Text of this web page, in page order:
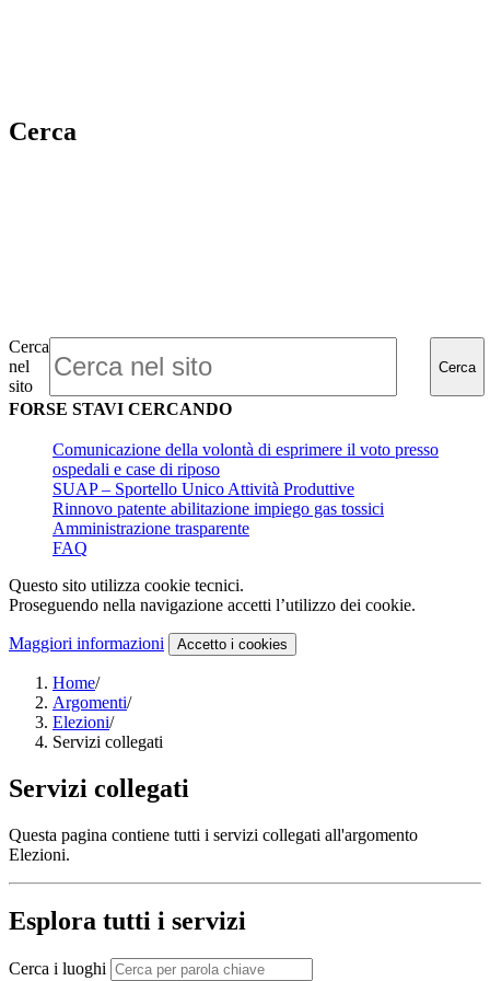
Cerca
Cerca
nel
sito
Cerca
FORSE STAVI CERCANDO
Comunicazione della volontà di esprimere il voto presso
ospedali e case di riposo
SUAP – Sportello Unico Attività Produttive
Rinnovo patente abilitazione impiego gas tossici
Amministrazione trasparente
FAQ
Questo sito utilizza cookie tecnici.
Proseguendo nella navigazione accetti l’utilizzo dei cookie.
Maggiori informazioni Accetto i cookies
Home/
Argomenti/
Elezioni/
Servizi collegati
Servizi collegati
Questa pagina contiene tutti i servizi collegati all'argomento
Elezioni.
Esplora tutti i servizi
Cerca i luoghi